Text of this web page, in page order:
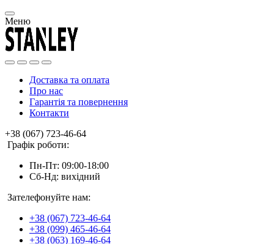
Меню
Доставка та оплата
Про нас
Гарантія та повернення
Контакти
+38 (067) 723-46-64
Графік роботи:
Пн-Пт: 09:00-18:00
Сб-Нд: вихідний
Зателефонуйте нам:
+38 (067) 723-46-64
+38 (099) 465-46-64
+38 (063) 169-46-64